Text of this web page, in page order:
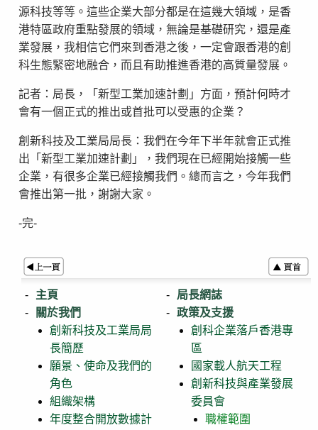
源科技等等。這些企業大部分都是在這幾大領域，是香
港特區政府重點發展的領域，無論是基礎研究，還是產
業發展，我相信它們來到香港之後，一定會跟香港的創
科生態緊密地融合，而且有助推進香港的高質量發展。
記者：局長，「新型工業加速計劃」方面，預計何時才
會有一個正式的推出或首批可以受惠的企業？
創新科技及工業局局長：我們在今年下半年就會正式推
出「新型工業加速計劃」，我們現在已經開始接觸一些
企業，有很多企業已經接觸我們。總而言之，今年我們
會推出第一批，謝謝大家。
-完-
主頁
關於我們
創新科技及工業局局
長簡歷
願景、使命及我們的
角色
組織架構
年度整合開放數據計
局長網誌
政策及支援
創科企業落戶香港專
區
國家載人航天工程
創新科技與產業發展
委員會
職權範圍